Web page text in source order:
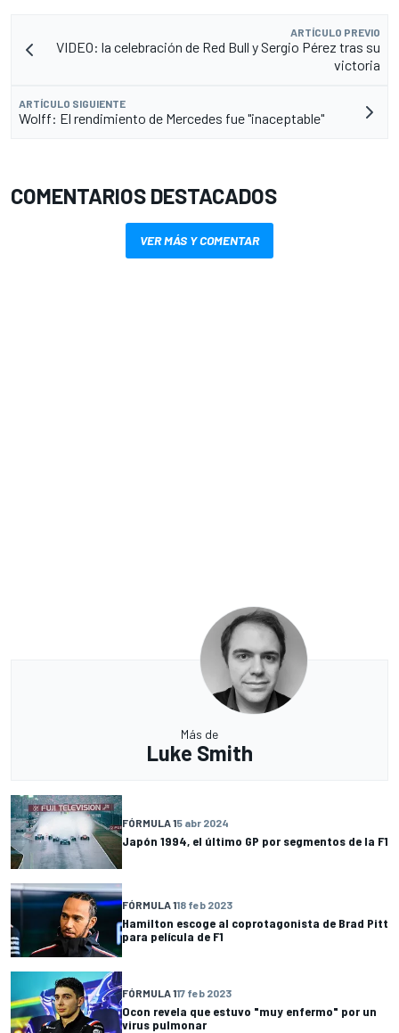
ARTÍCULO PREVIO
VIDEO: la celebración de Red Bull y Sergio Pérez tras su
victoria
ARTÍCULO SIGUIENTE
Wolff: El rendimiento de Mercedes fue "inaceptable"
COMENTARIOS DESTACADOS
VER MÁS Y COMENTAR
Más de
Luke Smith
FÓRMULA 15 abr 2024
Japón 1994, el último GP por segmentos de la F1
FÓRMULA 118 feb 2023
Hamilton escoge al coprotagonista de Brad Pitt
para película de F1
FÓRMULA 117 feb 2023
Ocon revela que estuvo "muy enfermo" por un
virus pulmonar